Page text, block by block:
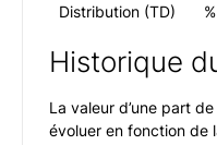
Distribution (TD)
%
Historique
La valeur d’une part
évoluer en fonction de